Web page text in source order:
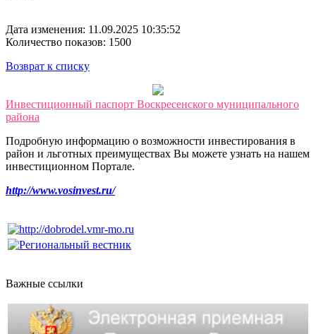
Дата изменения: 11.09.2025 10:35:52
Количество показов: 1500
Возврат к списку
Инвестиционный паспорт Воскресенского муниципального
района
Подробную информацию о возможности инвестирования в
район и льготных преимуществах Вы можете узнать на нашем
инвестиционном Портале.
http://www.vosinvest.ru/
Важные ссылки